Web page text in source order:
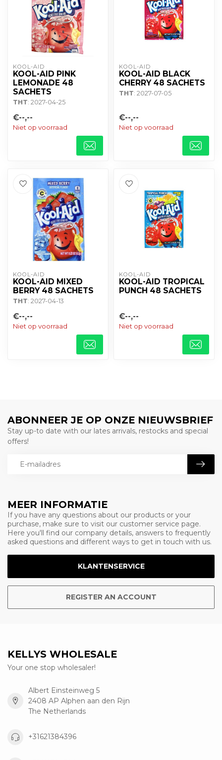
KOOL-AID
KOOL-AID PINK
LEMONADE 48
SACHETS
THT: 2027-04-25
€--,--
Niet op voorraad
KOOL-AID
KOOL-AID BLACK
CHERRY 48 SACHETS
THT: 2027-07-05
€--,--
Niet op voorraad
KOOL-AID
KOOL-AID MIXED
BERRY 48 SACHETS
THT: 2027-04-13
€--,--
Niet op voorraad
KOOL-AID
KOOL-AID TROPICAL
PUNCH 48 SACHETS
€--,--
Niet op voorraad
MEER INFORMATIE
If you have any questions about our products or your
purchase, make sure to visit our customer service page.
Here you'll find our company details, answers to frequently
asked questions and different ways to get in touch with us.
KLANTENSERVICE
REGISTER AN ACCOUNT
ABONNEER JE OP ONZE NIEUWSBRIEF
Stay up-to date with our lates arrivals, restocks and special
offers!
KELLYS WHOLESALE
Your one stop wholesaler!
Albert Einsteinweg 5
2408 AP Alphen aan den Rijn
The Netherlands
+31621384396